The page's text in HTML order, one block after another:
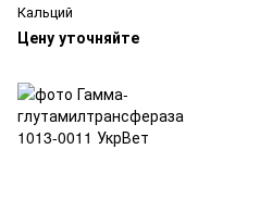
Кальций
Цену уточняйте